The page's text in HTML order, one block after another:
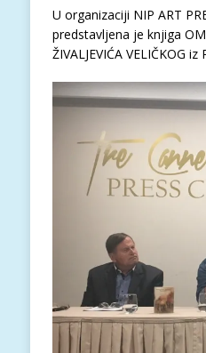
U organizaciji NIP ART
predstavljena je knjiga
ŽIVALJEVIĆA VELIČKOG